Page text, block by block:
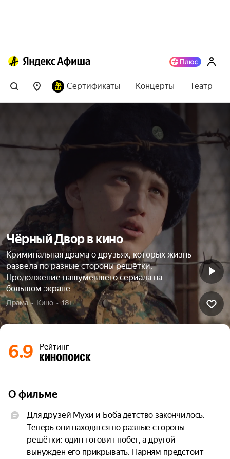
Сертификаты Концерты Театр
Чёрный Двор в кино
Криминальная драма о друзьях, которых жизнь
развела по разные стороны решётки.
Продолжение нашумевшего сериала на
большом экране
Драма  •  Кино  •  18+
6.9 Рейтинг
О фильме
Для друзей Мухи и Боба детство закончилось.
Теперь они находятся по разные стороны
решётки: один готовит побег, а другой
вынужден его прикрывать. Парням предстоит